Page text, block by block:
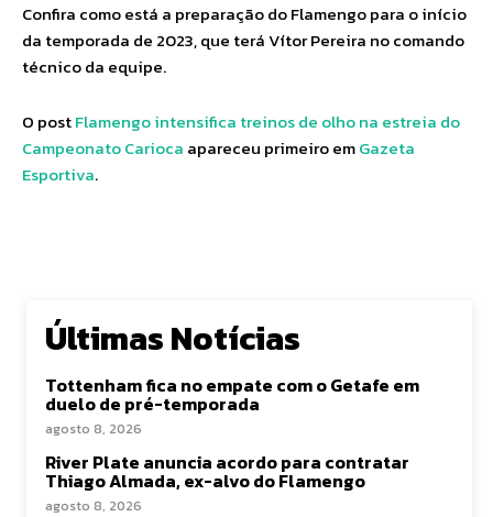
Confira como está a preparação do Flamengo para o início
da temporada de 2023, que terá Vítor Pereira no comando
técnico da equipe.
O postFlamengo intensifica treinos de olho na estreia do
Campeonato Carioca apareceu primeiro emGazeta
Esportiva.
Últimas Notícias
Tottenham fica no empate com o Getafe em
duelo de pré-temporada
agosto 8, 2026
River Plate anuncia acordo para contratar
Thiago Almada, ex-alvo do Flamengo
agosto 8, 2026